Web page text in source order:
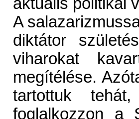
A
diktátor
viharokat
megítélése.
tartottuk
foglalkozzon a